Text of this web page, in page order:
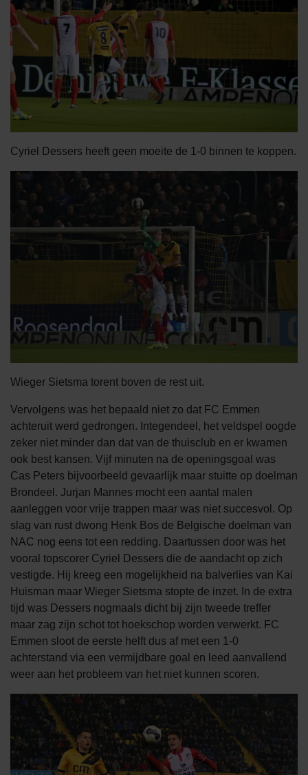
Cyriel Dessers heeft geen moeite de 1-0 binnen te koppen.
Wieger Sietsma torent boven de rest uit.
Vervolgens was het bepaald niet zo dat FC Emmen
achteruit werd gedrongen. Integendeel, het veldspel oogde
zeker niet minder dan dat van de thuisclub en er kwamen
ook best kansen. Vijf minuten na de openingsgoal was
Cas Peters bijvoorbeeld gevaarlijk maar stuitte op doelman
Brondeel. Jurjan Mannes mocht een aantal malen
aanleggen voor vrije trappen maar was niet succesvol. Op
slag van rust dwong Henk Bos de Belgische doelman van
NAC nog eens tot een redding. Daartussen door was het
vooral topscorer Cyriel Dessers die de aandacht op zich
vestigde. Hij kreeg een mogelijkheid na balverlies van Kai
Huisman maar Wieger Sietsma stopte de inzet. In de extra
tijd was Dessers nogmaals dicht bij zijn tweede treffer
maar zag zijn schot tot hoekschop worden verwerkt. FC
Emmen sloot de eerste helft dus af met een 1-0
achterstand via een vermijdbare goal en leed aanvallend
weer aan het probleem van het niet kunnen scoren.